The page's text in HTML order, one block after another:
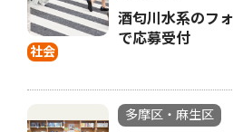
社会
酒匂川水系のフ
で応募受付
多摩区・麻生区